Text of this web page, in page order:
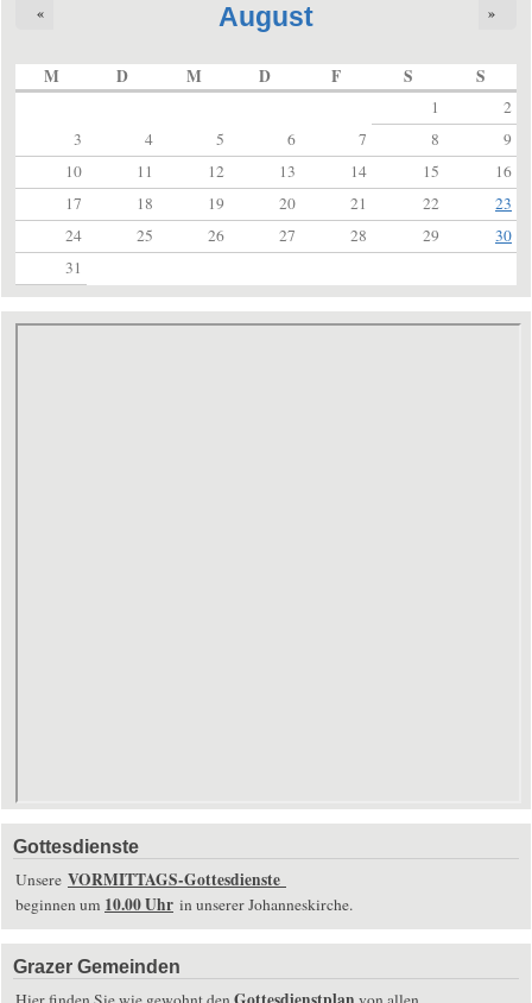
August
« »
M D M D F S S
1
2
3
4 5 6 7 8
9
10
11 12 13 14 15
16
17
18 19 20 21 22
23
24
25 26 27 28 29
30
31
Gottesdienste
Unsere VORMITTAGS-Gottesdienste
beginnen um 10.00 Uhr in unserer Johanneskirche.
Grazer Gemeinden